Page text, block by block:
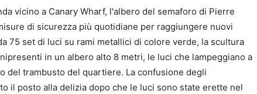
vicino a Canary Wharf, l'albero del semaforo di Pierre
di sicurezza più quotidiane per raggiungere nuovi
75 set di luci su rami metallici di colore verde, la scultura
in un albero alto 8 metri, le luci che lampeggiano a
del trambusto del quartiere. La confusione degli
il posto alla delizia dopo che le luci sono state erette nel